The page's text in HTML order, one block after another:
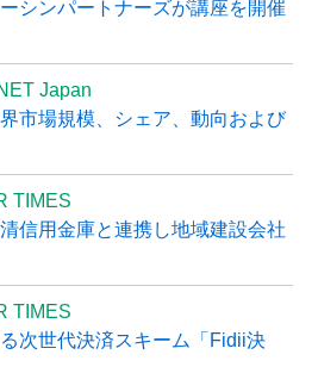
シンパートナーズが講座を開催
Japan
市場規模、シェア、動向および
TIMES
信用金庫と連携し地域建設会社
TIMES
次世代決済スキーム「Fidii決